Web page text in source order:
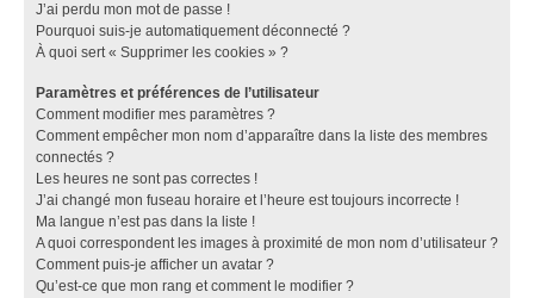
J’ai perdu mon mot de passe !
Pourquoi suis-je automatiquement déconnecté ?
À quoi sert « Supprimer les cookies » ?
Paramètres et préférences de l’utilisateur
Comment modifier mes paramètres ?
Comment empêcher mon nom d’apparaître dans la liste des membres
connectés ?
Les heures ne sont pas correctes !
J’ai changé mon fuseau horaire et l’heure est toujours incorrecte !
Ma langue n’est pas dans la liste !
A quoi correspondent les images à proximité de mon nom d’utilisateur ?
Comment puis-je afficher un avatar ?
Qu’est-ce que mon rang et comment le modifier ?